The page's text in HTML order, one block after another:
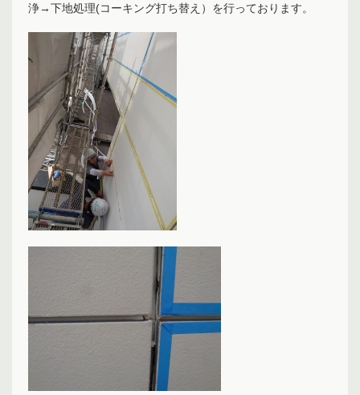
浄→下地処理(コーキング打ち替え）を行っております。